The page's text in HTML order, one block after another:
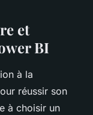
et
BI
à la
réussir son
à choisir un